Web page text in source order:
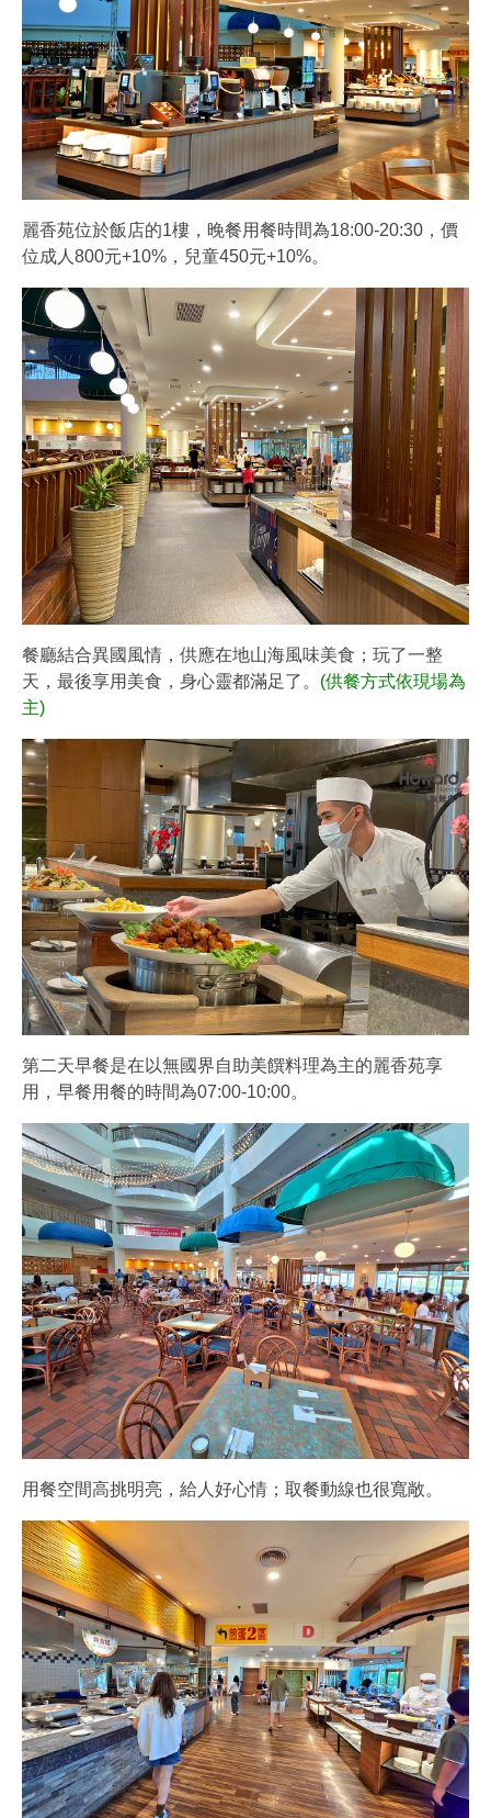
麗香苑位於飯店的1樓，晚餐用餐時間為18:00-20:30，價
位成人800元+10%，兒童450元+10%。
餐廳結合異國風情，供應在地山海風味美食；玩了一整
天，最後享用美食，身心靈都滿足了。 (供餐方式依現場為
主)
第二天早餐是在以無國界自助美饌料理為主的麗香苑享
用，早餐用餐的時間為07:00-10:00。
用餐空間高挑明亮，給人好心情；取餐動線也很寬敞。